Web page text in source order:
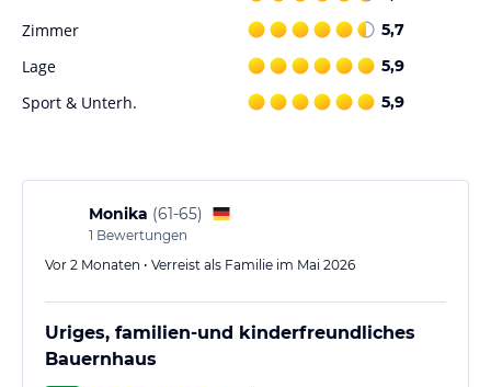
Sport und Unterhaltung
In unmittelbarer Nähe des Ferienhauses können Sie die Skipisten
nutzen und in der wunderschönen Natur aktiv sein. Ein
Kinderspielplatz sorgt für Spaß bei den kleinen Gästen.
Angaben ohne Gewähr. Bitte lies vor der Buchung die
verbindlichenAngebotsdetails
Zimmer 5,7
Lage 5,9
Sport & Unterh. 5,9
Monika (61-65)
1 Bewertungen
Vor 2 Monaten • Verreist als Familie im Mai 2026
Uriges, familien-und kinderfreundliches
Bauernhaus